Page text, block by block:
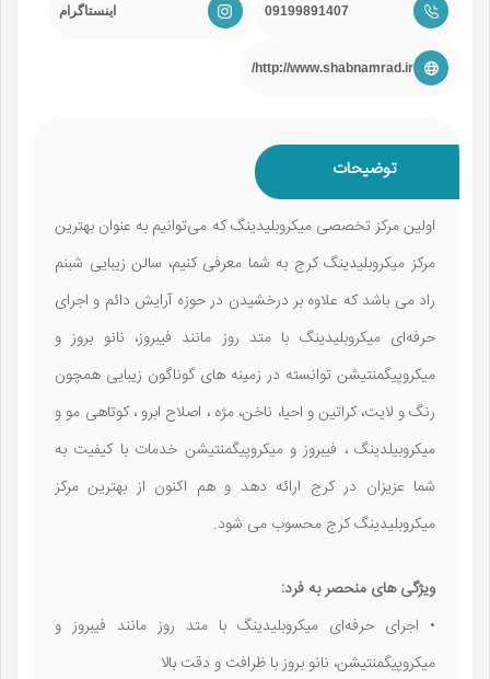
09199891407 اینستاگرام
http://www.shabnamrad.ir/
توضیحات
اولین مرکز تخصصی میکروبلیدینگ که می‌توانیم به عنوان بهترین
مرکز میکروبلیدینگ کرج به شما معرفی کنیم، سالن زیبایی شبنم
راد می باشد که علاوه بر درخشیدن در حوزه آرایش دائم و اجرای
حرفه‌ای میکروبلیدینگ با متد روز مانند فیبروز، نانو بروز و
میکروپیگمنتیشن توانسته در زمینه های گوناگون زیبایی همچون
رنگ و لایت، کراتین و احیا، ناخن، مژه ، اصلاح ابرو ، کوتاهی مو و
میکروبیلدینگ ، فیبروز و میکروپیگمنتیشن خدمات با کیفیت به
شما عزیزان در کرج ارائه دهد و هم اکنون از بهترین مرکز
میکروبلیدینگ کرج محسوب می شود.
ویژگی های منحصر به فرد:
• اجرای حرفه‌ای میکروبلیدینگ با متد روز مانند فیبروز و
میکروپیگمنتیشن، نانو بروز با ظرافت و دقت بالا